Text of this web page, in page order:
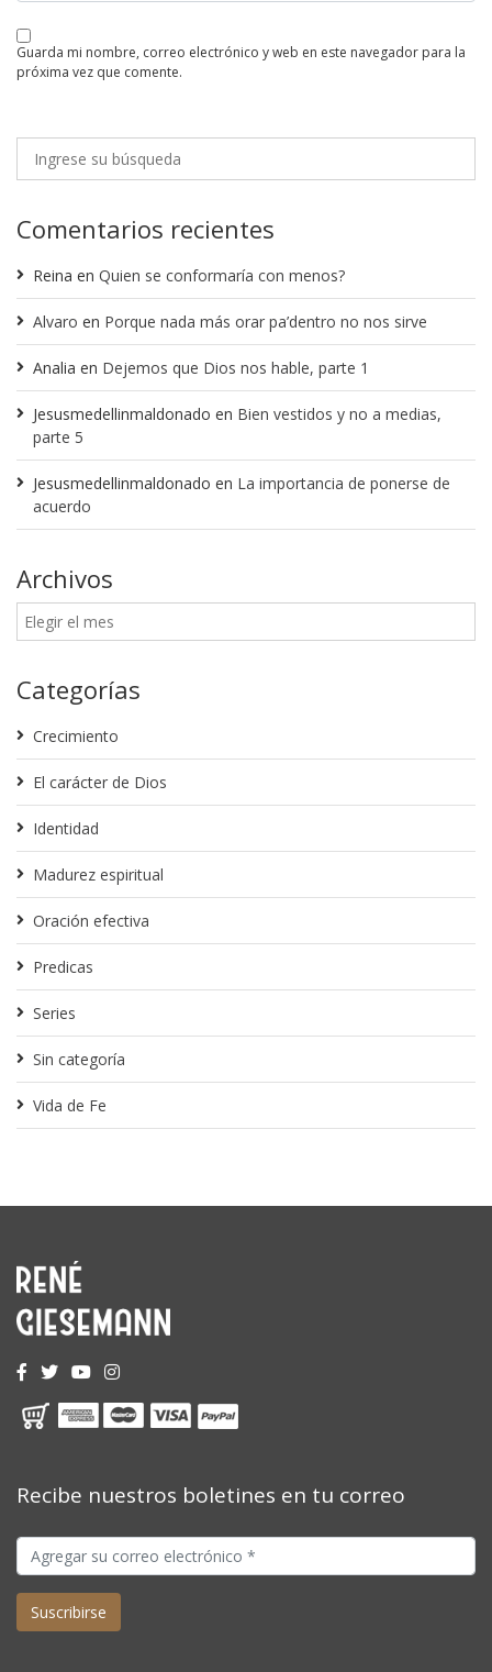
guarda mi nombre, correo electrónico y web en este navegador para la
próxima vez que comente.
Comentarios recientes
Reina en Quien se conformaría con menos?
Alvaro en Porque nada más orar pa’dentro no nos sirve
Analia en Dejemos que Dios nos hable, parte 1
Jesusmedellinmaldonado en Bien vestidos y no a medias,
parte 5
Jesusmedellinmaldonado en La importancia de ponerse de
acuerdo
Archivos
Categorías
Crecimiento
El carácter de Dios
Identidad
Madurez espiritual
Oración efectiva
Predicas
Series
Sin categoría
Vida de Fe
Recibe nuestros boletines en tu correo